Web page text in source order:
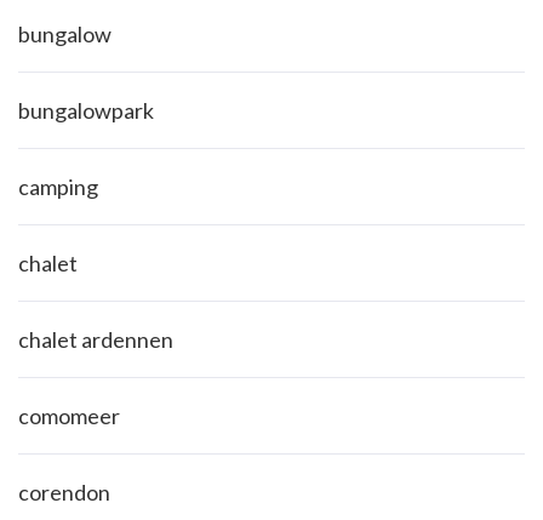
bungalow
bungalowpark
camping
chalet
chalet ardennen
comomeer
corendon